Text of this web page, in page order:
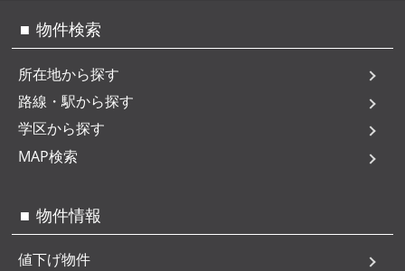
物件検索
所在地から探す
路線・駅から探す
学区から探す
MAP検索
物件情報
値下げ物件